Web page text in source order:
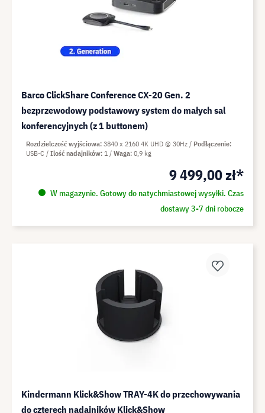
Barco ClickShare Conference CX-20 Gen. 2
bezprzewodowy podstawowy system do małych sal
konferencyjnych (z 1 buttonem)
9 499,00 zł*
W magazynie. Gotowy do natychmiastowej wysyłki. Czas
dostawy 3-7 dni robocze
Rozdzielczość wyjściowa 3840 x 2160 4K UHD @ 30Hz
Podłączenie
USB-C
Ilość nadajników 1 Waga 0,9 kg
Kindermann Klick&Show TRAY-4K do przechowywania
do czterech nadajników Klick&Show